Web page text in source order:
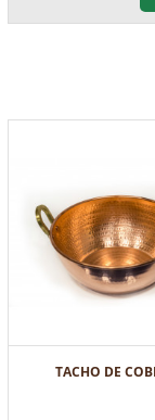
TACHO DE